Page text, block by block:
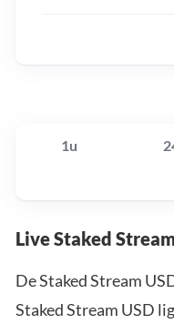
1u
Live Staked
De Staked Stream
Staked Stream USD